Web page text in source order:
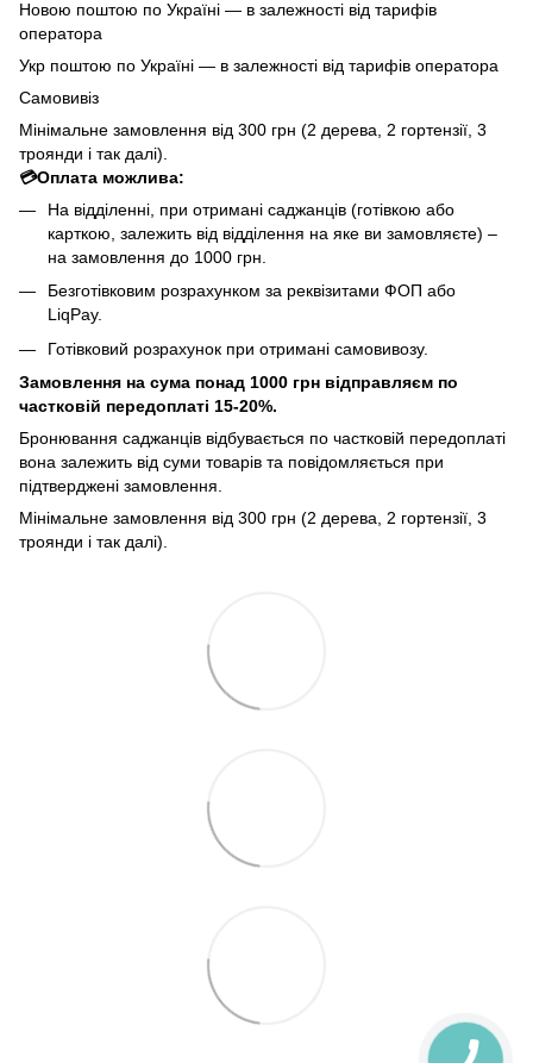
Новою поштою по Україні — в залежності від тарифів
оператора
Укр поштою по Україні — в залежності від тарифів оператора
Самовивіз
Мінімальне замовлення від 300 грн (2 дерева, 2 гортензії, 3
троянди і так далі).
💳Оплата можлива:
На відділенні, при отримані саджанців (готівкою або
карткою, залежить від відділення на яке ви замовляєте) –
на замовлення до 1000 грн.
Безготівковим розрахунком за реквізитами ФОП або
LiqPay.
Готівковий розрахунок при отримані самовивозу.
Замовлення на сума понад 1000 грн відправляєм по
частковій передоплаті 15-20%.
Бронювання саджанців відбувається по частковій передоплаті
вона залежить від суми товарів та повідомляється при
підтверджені замовлення.
Мінімальне замовлення від 300 грн (2 дерева, 2 гортензії, 3
троянди і так далі).